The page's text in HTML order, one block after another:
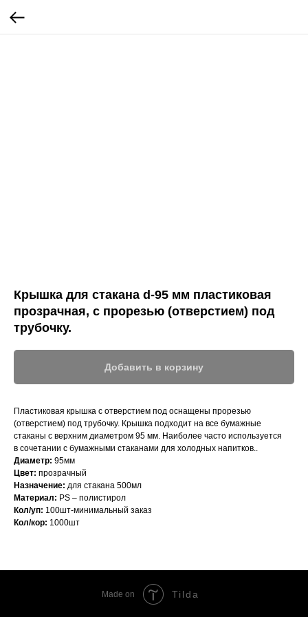
Крышка для стакана d-95 мм пластиковая
прозрачная, с прорезью (отверстием) под
трубочку.
Добавить в корзину
Пластиковая крышка с отверстием под оснащены прорезью
(отверстием) под трубочку. Крышка подходит на все бумажные
стаканы с верхним диаметром 95 мм. Наиболее часто используется
в сочетании с бумажными стаканами для холодных напитков..
Диаметр: 95мм
Цвет: прозрачный
Назначение: для стакана 500мл
Материал: PS – полистирол
Кол/уп: 100шт-минимальный заказ
Кол/кор: 1000шт
Made on Tilda